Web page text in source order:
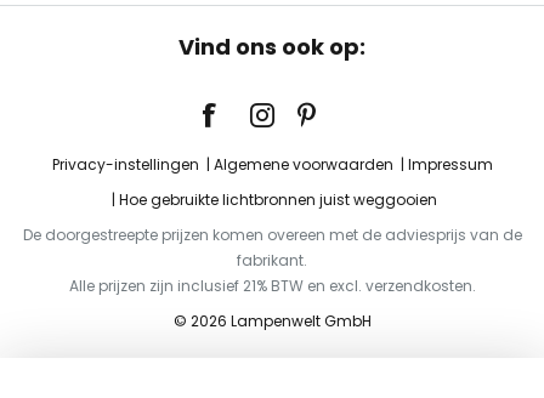
Vind ons ook op:
Privacy-instellingen Algemene voorwaarden
Impressum
Hoe gebruikte lichtbronnen juist weggooien
De doorgestreepte prijzen komen overeen met de adviesprijs van de
fabrikant.
Alle prijzen zijn inclusief 21% BTW en excl. verzendkosten.
© 2026 Lampenwelt GmbH